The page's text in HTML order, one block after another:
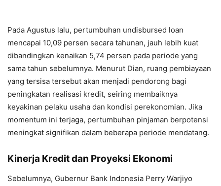
Pada Agustus lalu, pertumbuhan undisbursed loan
mencapai 10,09 persen secara tahunan, jauh lebih kuat
dibandingkan kenaikan 5,74 persen pada periode yang
sama tahun sebelumnya. Menurut Dian, ruang pembiayaan
yang tersisa tersebut akan menjadi pendorong bagi
peningkatan realisasi kredit, seiring membaiknya
keyakinan pelaku usaha dan kondisi perekonomian. Jika
momentum ini terjaga, pertumbuhan pinjaman berpotensi
meningkat signifikan dalam beberapa periode mendatang.
Kinerja Kredit dan Proyeksi Ekonomi
Sebelumnya, Gubernur Bank Indonesia Perry Warjiyo